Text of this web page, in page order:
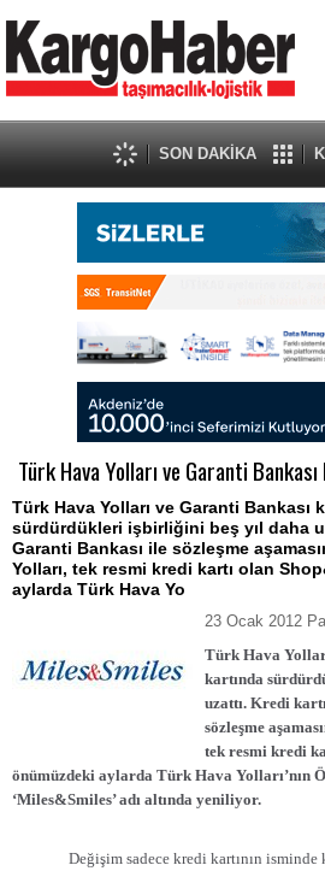
SON DAKİKA
Türk Hava Yolları ve Garanti
Türk Hava Yolları ve Garanti Bankası
sürdürdükleri işbirliğini beş yıl daha
Garanti Bankası ile sözleşme
Yolları, tek resmi kredi kartı olan
aylarda Türk Hava Yo
23 Ocak 2012
Türk Hava
kartında
uzattı. Kredi
sözleşme
tek resmi kredi
önümüzdeki aylarda Türk Hava Yolları’nın
‘Miles&Smiles’ adı altında yeniliyor.
Değişim sadece kredi kartının